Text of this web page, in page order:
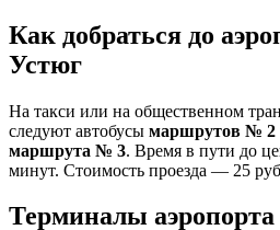
Как добраться до
Устюг
На такси или на общественном
следуют автобусы маршрутов № 2
маршрута № 3. Время в пути до
минут. Стоимость проезда — 25
Терминалы